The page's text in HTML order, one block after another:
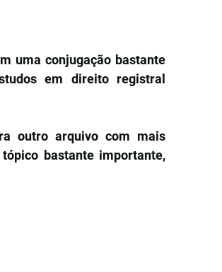
uma conjugação bastante
em direito registral
outro arquivo com mais
bastante importante,